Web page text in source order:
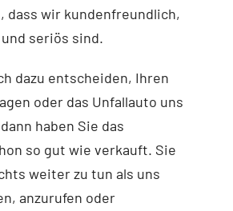
dass wir kundenfreundlich,
seriös sind.
dazu entscheiden, Ihren
oder das Unfallauto uns
haben Sie das
so gut wie verkauft. Sie
weiter zu tun als uns
anzurufen oder